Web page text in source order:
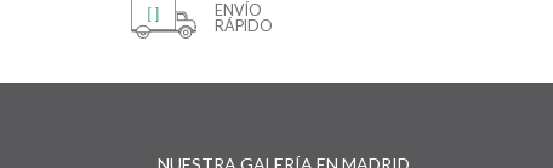
ENVÍO
RÁPIDO